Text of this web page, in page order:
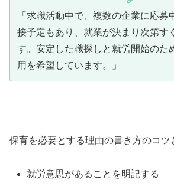
「求職活動中で、複数の企業に応募
接予定もあり、就業が決まり次第す
す。安定した職探しと就労開始のた
用を希望しています。」
保育を必要とする理由の書き方のコツ
就労意思があることを明記する